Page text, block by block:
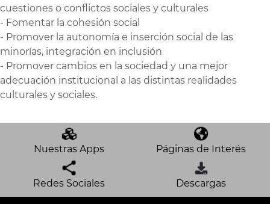
cuestiones o conflictos sociales y culturales
- Fomentar la cohesión social
- Promover la autonomía e inserción social de las
minorías, integración en inclusión
- Promover cambios en la sociedad y una mejor
adecuación institucional a las distintas realidades
culturales y sociales.
Nuestras Apps Páginas de Interés
Redes Sociales Descargas